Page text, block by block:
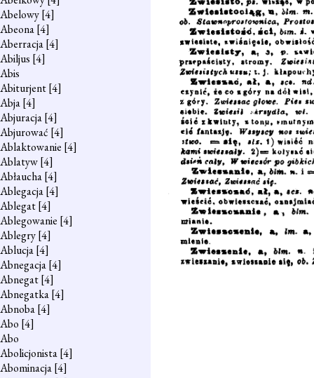
Abelowy[4]
Abeona[4]
Aberracja[4]
Abiljus [4]
Abis
Abiturjent[4]
Abja[4]
Abjuracja[4]
Abjurować [4]
Ablaktowanie [4]
Ablatyw[4]
Abłaucha[4]
Ablegacja[4]
Ablegat[4]
Ablegowanie [4]
Ablegry[4]
Ablucja[4]
Abnegacja[4]
Abnegat[4]
Abnegatka[4]
Abnoba[4]
Abo [4]
Abo
Abolicjonista[4]
Abominacja[4]